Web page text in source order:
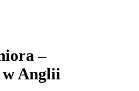
–
w Anglii